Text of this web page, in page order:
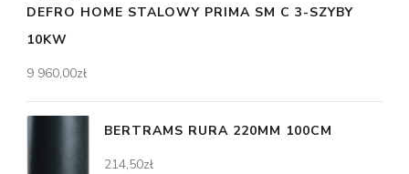
DEFRO HOME STALOWY PRIMA SM C 3-SZYBY
10KW
9 960,00zł
BERTRAMS RURA 220MM 100CM
214,50zł